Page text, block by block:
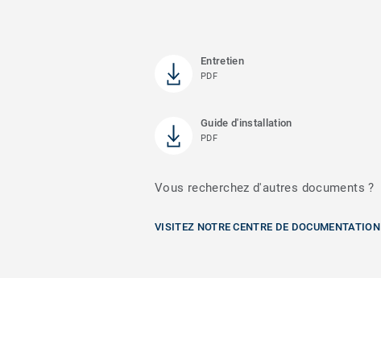
Entretien
PDF
Guide d'installation
PDF
Vous recherchez d'autres documents ?
VISITEZ NOTRE CENTRE DE DOCUMENTATION